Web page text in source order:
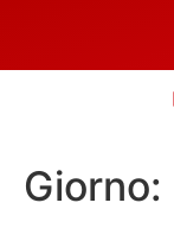
Giorno: